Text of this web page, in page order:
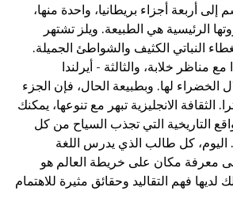
إلى أربعة أجزاء بريطانيا، واحدة منها،
الرئيسية هي الطبيعة. ويلز تشتهر
النباتي الكثيف والشواطئ الجميلة.
مناظر خلابة، والثالثة - أيرلندا
الخضراء لها. وبطبيعة الحال، فإن الجزء
الثقافة الانجليزية تبهر مع تنوعها، يمكنك
التاريخية التي تجذب السياح من كل
كل طالب الذي يدرس اللغة
معرفة مكان على خريطة العالم هو
لديها فهم التقاليد وحقائق مثيرة للاهتمام